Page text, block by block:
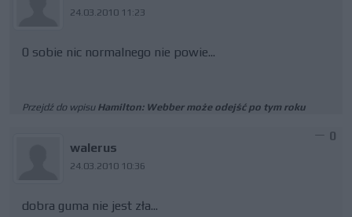
24.03.2010 11:23
0 sobie nic normalnego nie powie...
Przejdź do wpisu Hamilton: Webber może odejść po tym roku
walerus
24.03.2010 10:36
0
dobra guma nie jest zła...